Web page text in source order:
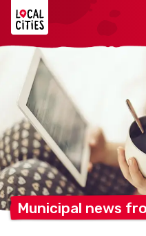
Municipal news